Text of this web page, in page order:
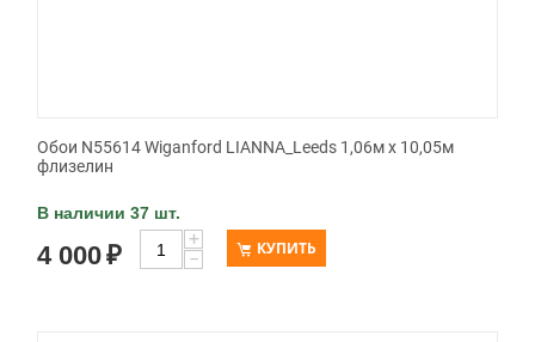
Обои N55614 Wiganford LIANNA_Leeds 1,06м х 10,05м
флизелин
В наличии 37 шт.
4 000₽
+
−
КУПИТЬ